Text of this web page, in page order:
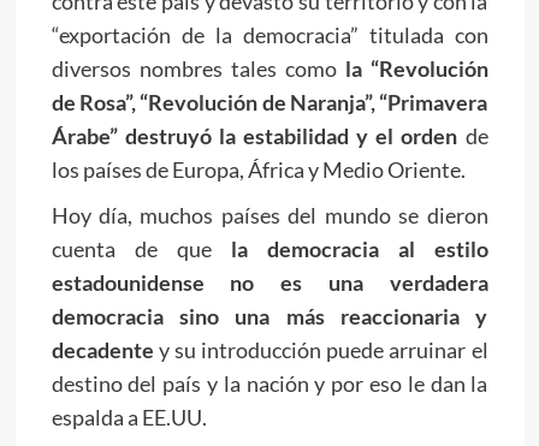
“exportación de la democracia” titulada con
diversos nombres tales como la “Revolución
de Rosa”, “Revolución de Naranja”, “Primavera
Árabe” destruyó la estabilidad y el orden de
los países de Europa, África y Medio Oriente.
Hoy día, muchos países del mundo se dieron
cuenta de quela democracia al estilo
estadounidense no es una verdadera
democracia sino una más reaccionaria y
decadente y su introducción puede arruinar el
destino del país y la nación y por eso le dan la
espalda a EE.UU.